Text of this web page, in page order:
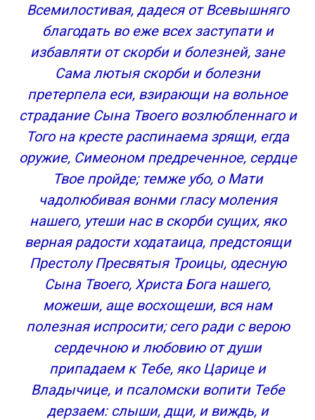
Всемилостивая, дадеся от Всевышняго
благодать во еже всех заступати и
избавляти от скорби и болезней, зане
Сама лютыя скорби и болезни
претерпела еси, взирающи на вольное
страдание Сына Твоего возлюбленнаго и
Того на кресте распинаема зрящи, егда
оружие, Симеоном предреченное, сердце
Твое пройде; темже убо, о Мати
чадолюбивая вонми гласу моления
нашего, утеши нас в скорби сущих, яко
верная радости ходатаица, предстоящи
Престолу Пресвятыя Троицы, одесную
Сына Твоего, Христа Бога нашего,
можеши, аще восхощеши, вся нам
полезная испросити; сего ради с верою
сердечною и любовию от души
припадаем к Тебе, яко Царице и
Владычице, и псаломски вопити Тебе
дерзаем: слыши, дщи, и виждь, и